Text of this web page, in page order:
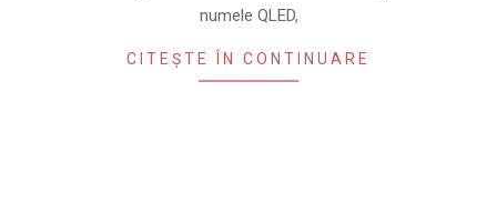
numele QLED,
CITEȘTE ÎN CONTINUARE